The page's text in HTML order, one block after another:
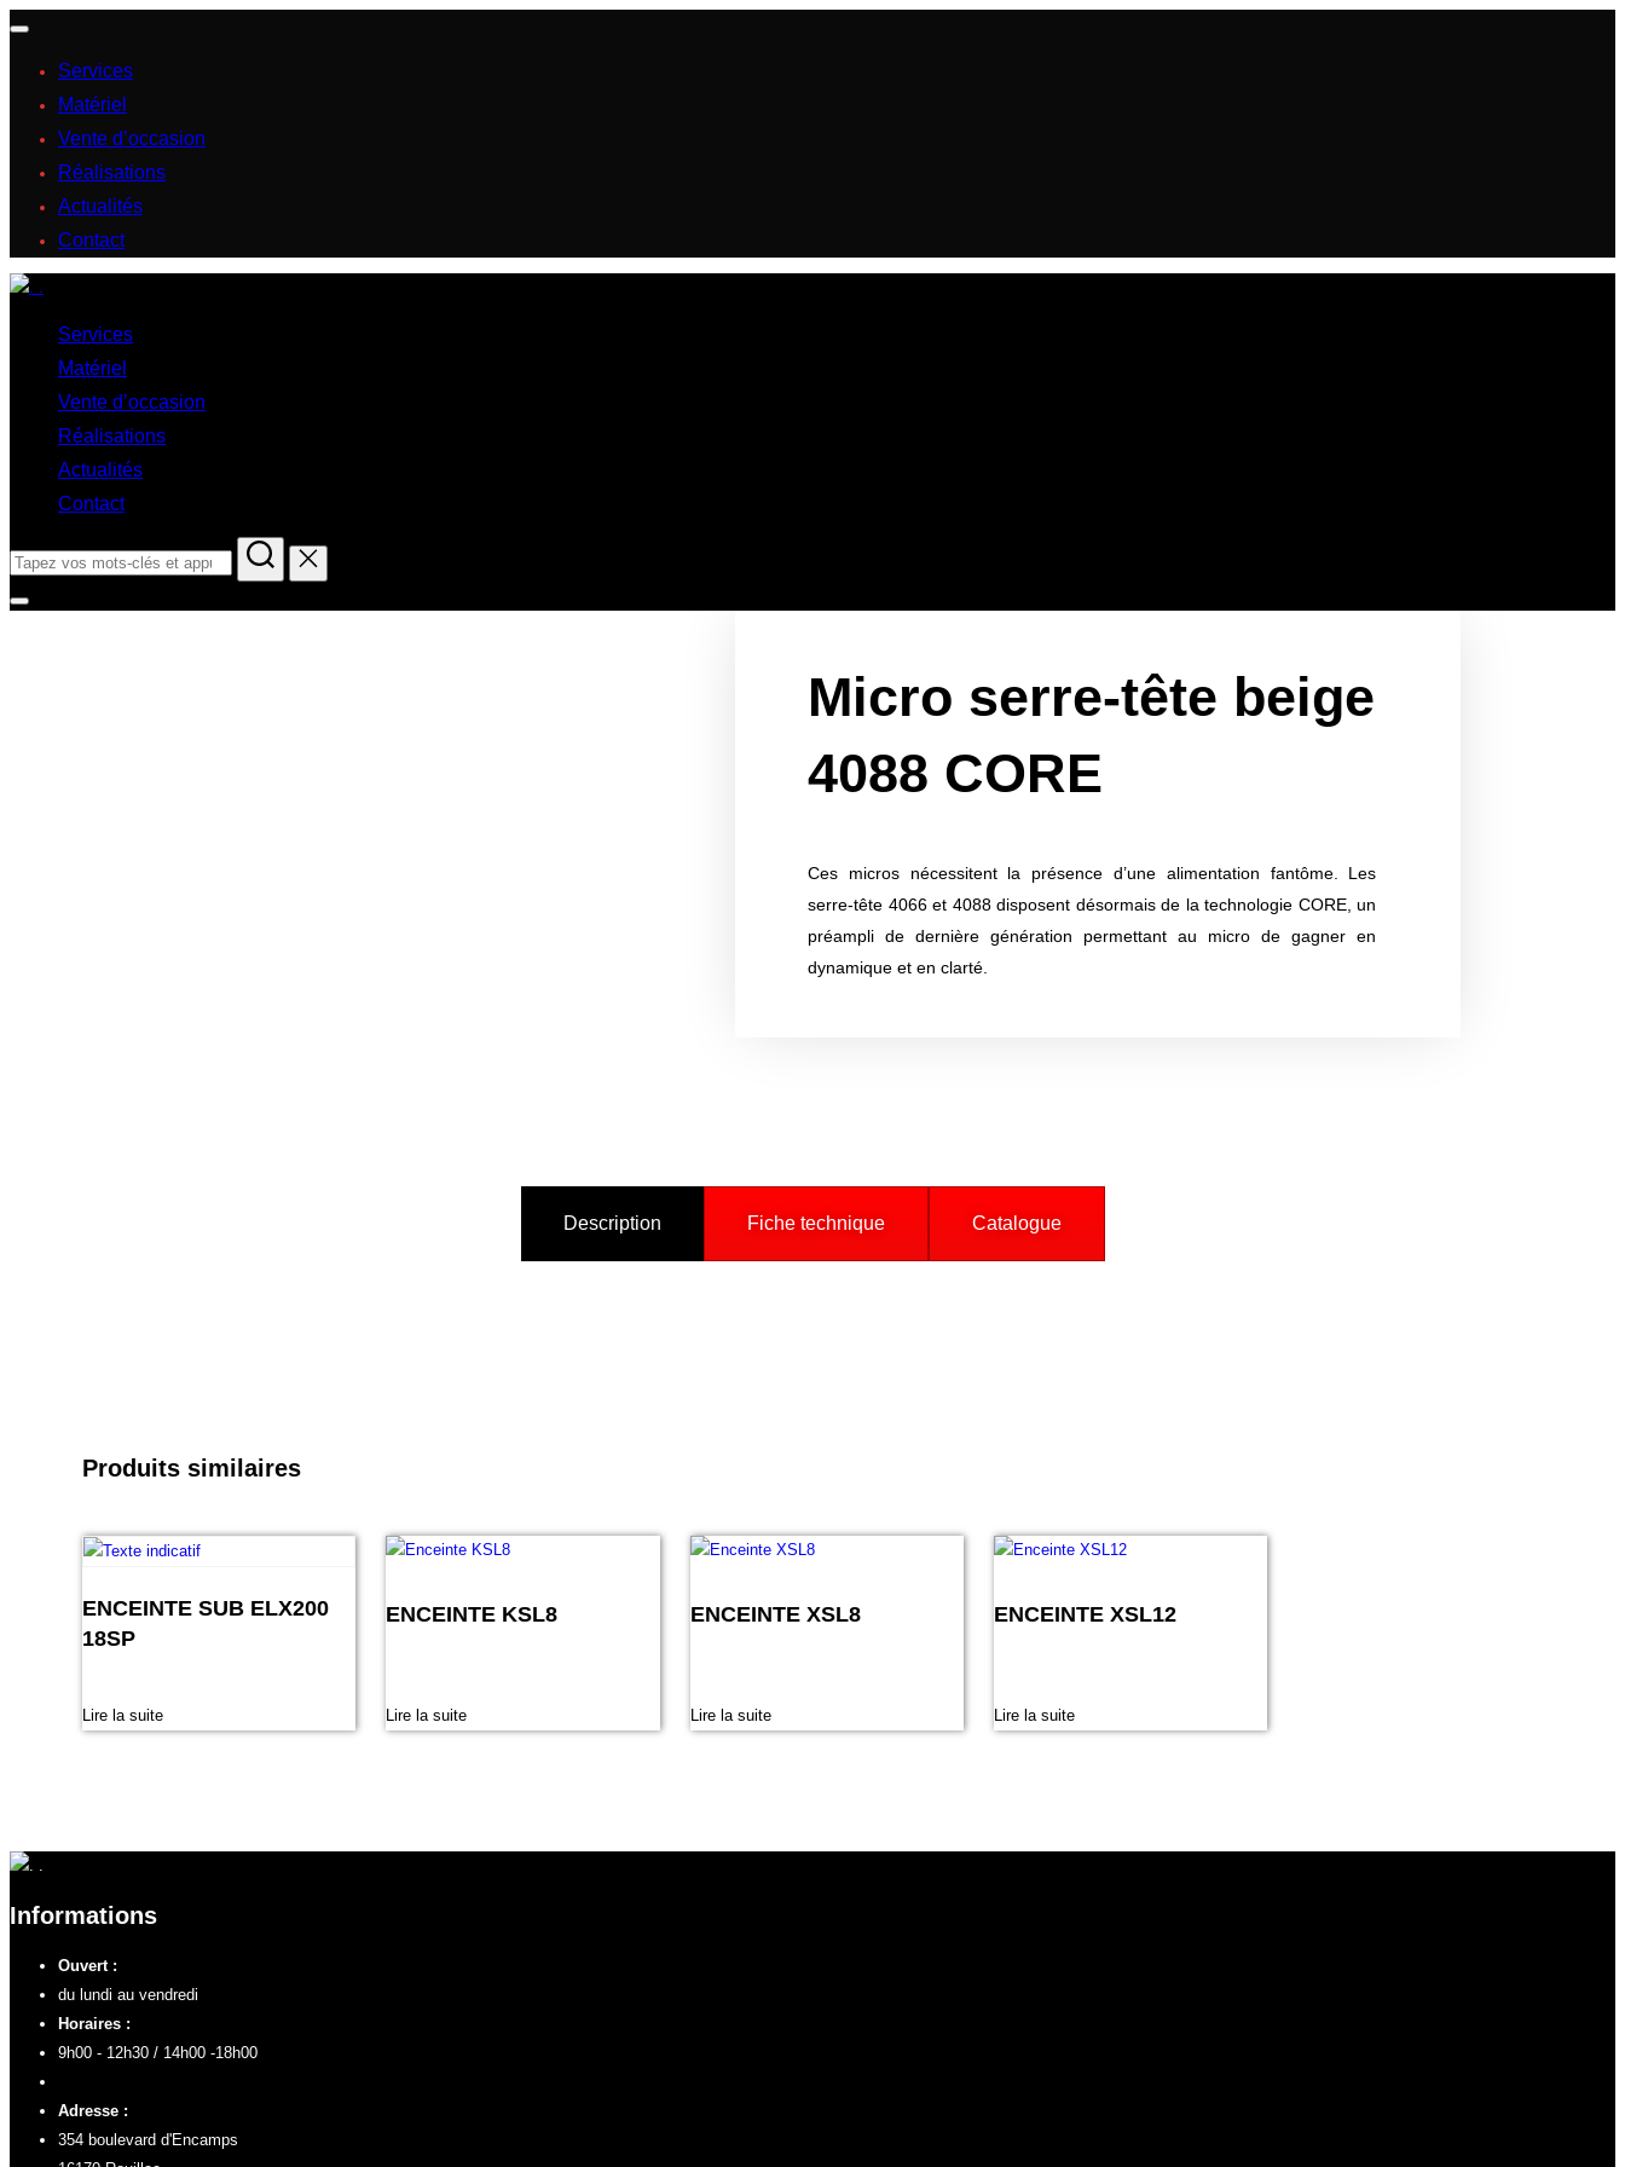
Services
Matériel
Vente d’occasion
Réalisations
Actualités
Contact
Services
Matériel
Vente d’occasion
Réalisations
Actualités
Contact
Micro serre-tête beige
4088 CORE
Ces micros nécessitent la présence d’une alimentation fantôme. Les
serre-tête 4066 et 4088 disposent désormais de la technologie CORE, un
préampli de dernière génération permettant au micro de gagner en
dynamique et en clarté.
Description Fiche technique Catalogue
Produits similaires
ENCEINTE SUB ELX200
18SP
Lire la suite
ENCEINTE KSL8
Lire la suite
ENCEINTE XSL8
Lire la suite
ENCEINTE XSL12
Lire la suite
Informations
Ouvert :
du lundi au vendredi
Horaires :
9h00 - 12h30 / 14h00 -18h00
Adresse :
354 boulevard d'Encamps